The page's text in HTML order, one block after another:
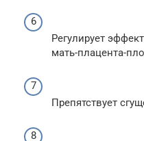
Регулирует
мать-плацента-
Препятствует